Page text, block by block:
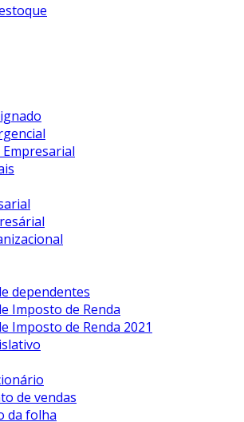
dependentes
Imposto de Renda
Imposto de Renda 2021
de vendas
da folha